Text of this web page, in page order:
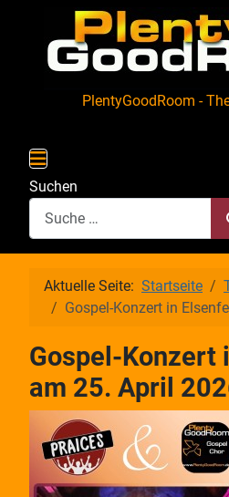
PlentyGoodRoom -
Suchen
Aktuelle Seite: Startseite
Gospel-Konzert in
Gospel-Konzert
am 25. April